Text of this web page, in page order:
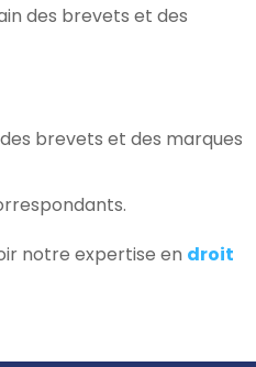
des brevets et des
brevets et des marques
notre expertise en droit